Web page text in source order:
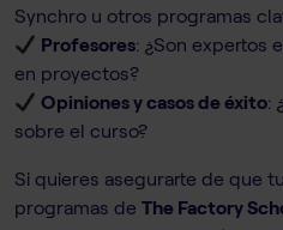
Synchro u otros programas
Profesores: ¿Son expertos
en proyectos?
Opiniones y casos de éxito:
sobre el curso?
Si quieres asegurarte de que
programas de The Factory